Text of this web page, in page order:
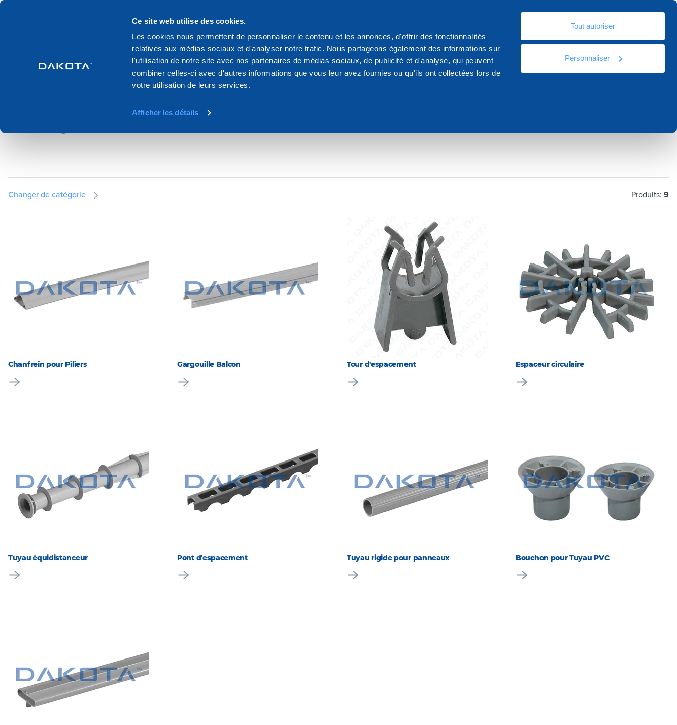
Ce site web utilise des cookies.
Les cookies nous permettent de personnaliser le contenu et les annonces, d'offrir des fonctionnalités
relatives aux médias sociaux et d'analyser notre trafic. Nous partageons également des informations sur
l'utilisation de notre site avec nos partenaires de médias sociaux, de publicité et d'analyse, qui peuvent
combiner celles-ci avec d'autres informations que vous leur avez fournies ou qu'ils ont collectées lors de
votre utilisation de leurs services.
Afficher les détails
Tout autoriser
Personnaliser
Construction et etancheite Accessoires pour coffrage beton
ACCESSOIRES POUR COFFRAGE
BÉTON
Changer de catégorie Produits: 9
Chanfrein pour Piliers Gargouille Balcon Tour d'espacement Espaceur circulaire
Tuyau équidistanceur Pont d'espacement Tuyau rigide pour panneaux Bouchon pour Tuyau PVC